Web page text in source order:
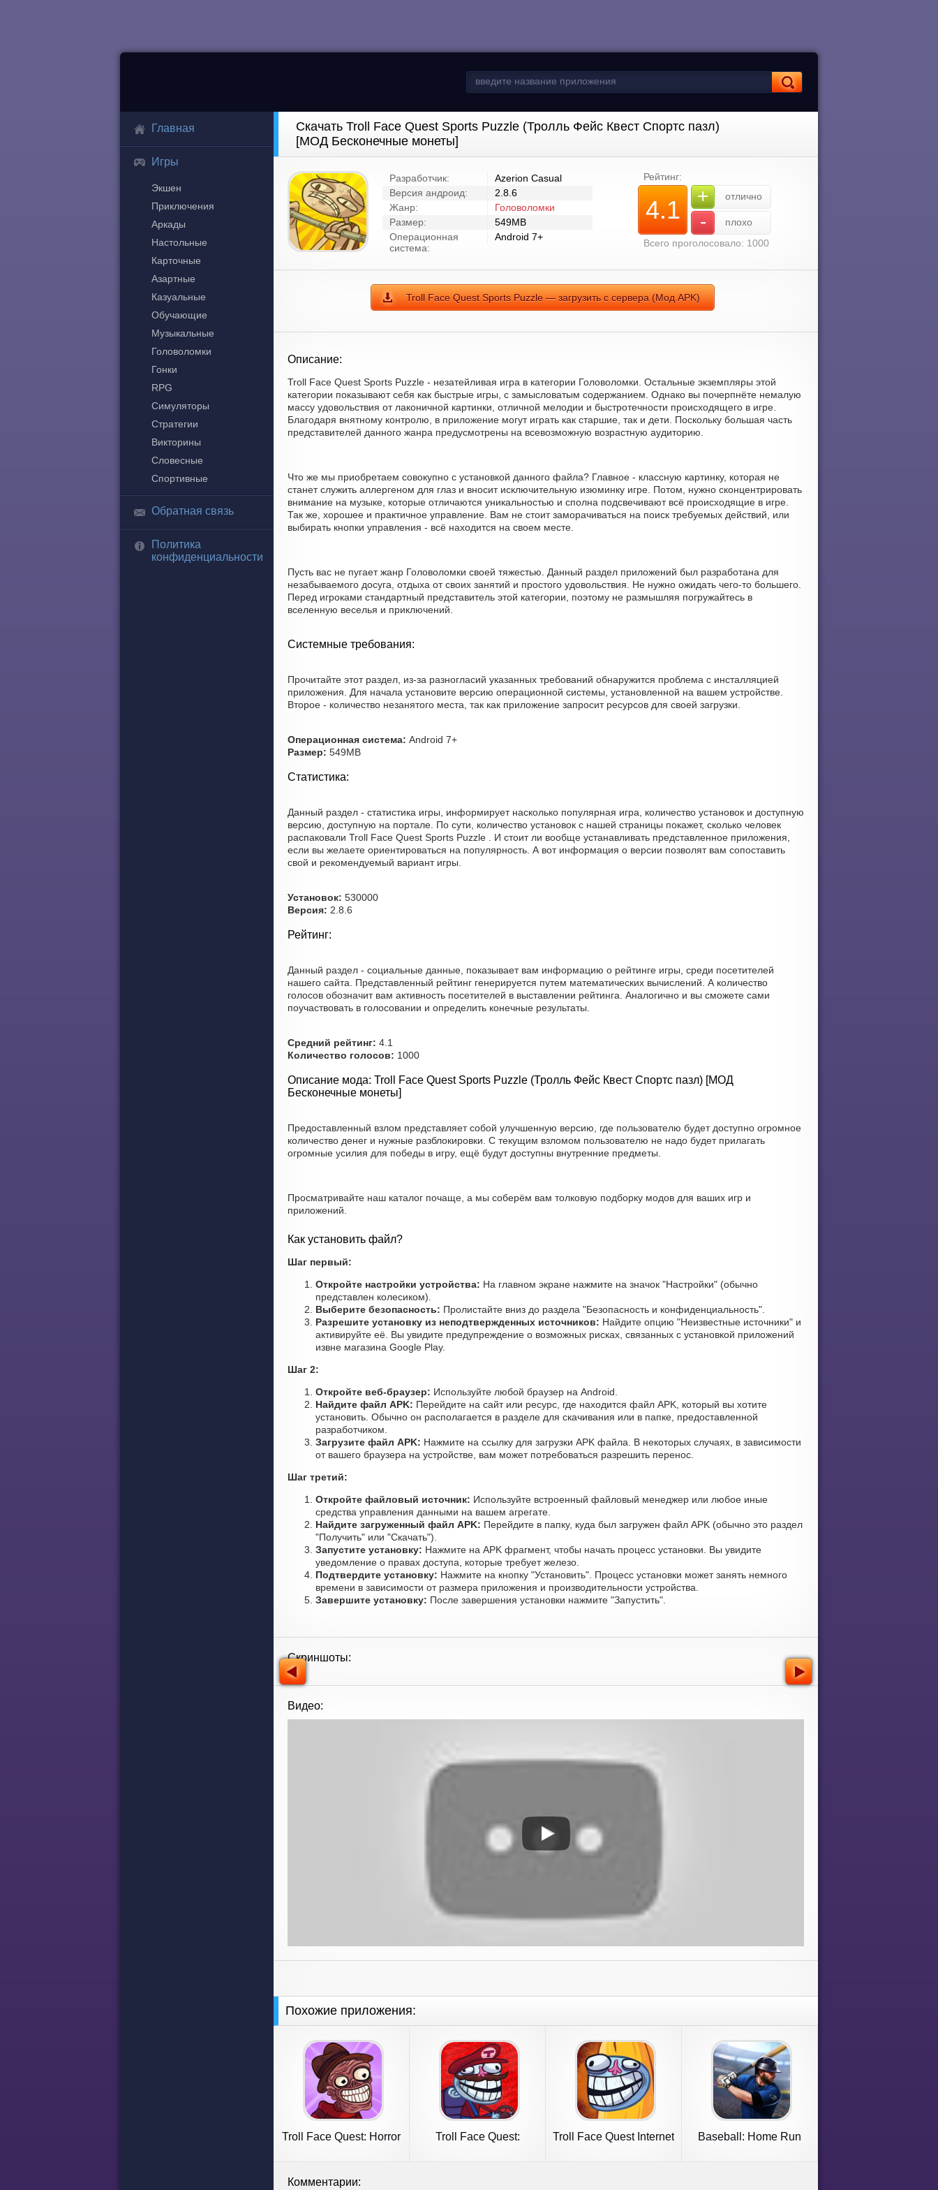
Главная
Игры
Экшен
Приключения
Аркады
Настольные
Карточные
Азартные
Казуальные
Обучающие
Музыкальные
Головоломки
Гонки
RPG
Симуляторы
Стратегии
Викторины
Словесные
Спортивные
Обратная связь
Политика
конфиденциальности
Скачать Troll Face Quest Sports Puzzle (Тролль Фейс Квест Спортс пазл)
[МОД Бесконечные монеты]
Разработчик:
Azerion Casual
Версия андроид:
2.8.6
Жанр:
Головоломки
Размер:
549MB
Операционная
система:
Android 7+
Рейтинг:
4.1 + отлично
-
плохо
Всего проголосовало: 1000
Troll Face Quest Sports Puzzle — загрузить с сервера (Мод APK)
Описание:
Troll Face Quest Sports Puzzle - незатейливая игра в категории Головоломки. Остальные экземпляры этой
категории показывают себя как быстрые игры, с замысловатым содержанием. Однако вы почерпнёте немалую
массу удовольствия от лаконичной картинки, отличной мелодии и быстротечности происходящего в игре.
Благодаря внятному контролю, в приложение могут играть как старшие, так и дети. Поскольку большая часть
представителей данного жанра предусмотрены на всевозможную возрастную аудиторию.
Что же мы приобретаем совокупно с установкой данного файла? Главное - классную картинку, которая не
станет служить аллергеном для глаз и вносит исключительную изюминку игре. Потом, нужно сконцентрировать
внимание на музыке, которые отличаются уникальностью и сполна подсвечивают всё происходящие в игре.
Так же, хорошее и практичное управление. Вам не стоит заморачиваться на поиск требуемых действий, или
выбирать кнопки управления - всё находится на своем месте.
Пусть вас не пугает жанр Головоломки своей тяжестью. Данный раздел приложений был разработана для
незабываемого досуга, отдыха от своих занятий и простого удовольствия. Не нужно ожидать чего-то большего.
Перед игроками стандартный представитель этой категории, поэтому не размышляя погружайтесь в
вселенную веселья и приключений.
Системные требования:
Прочитайте этот раздел, из-за разногласий указанных требований обнаружится проблема с инсталляцией
приложения. Для начала установите версию операционной системы, установленной на вашем устройстве.
Второе - количество незанятого места, так как приложение запросит ресурсов для своей загрузки.
Операционная система: Android 7+
Размер: 549MB
Статистика:
Данный раздел - статистика игры, информирует насколько популярная игра, количество установок и доступную
версию, доступную на портале. По сути, количество установок с нашей страницы покажет, сколько человек
распаковали Troll Face Quest Sports Puzzle . И стоит ли вообще устанавливать представленное приложения,
если вы желаете ориентироваться на популярность. А вот информация о версии позволят вам сопоставить
свой и рекомендуемый вариант игры.
Установок: 530000
Версия: 2.8.6
Рейтинг:
Данный раздел - социальные данные, показывает вам информацию о рейтинге игры, среди посетителей
нашего сайта. Представленный рейтинг генерируется путем математических вычислений. А количество
голосов обозначит вам активность посетителей в выставлении рейтинга. Аналогично и вы сможете сами
поучаствовать в голосовании и определить конечные результаты.
Средний рейтинг: 4.1
Количество голосов: 1000
Описание мода: Troll Face Quest Sports Puzzle (Тролль Фейс Квест Спортс пазл) [МОД
Бесконечные монеты]
Предоставленный взлом представляет собой улучшенную версию, где пользователю будет доступно огромное
количество денег и нужные разблокировки. С текущим взломом пользователю не надо будет прилагать
огромные усилия для победы в игру, ещё будут доступны внутренние предметы.
Просматривайте наш каталог почаще, а мы соберём вам толковую подборку модов для ваших игр и
приложений.
Как установить файл?
Шаг первый:
Откройте настройки устройства: На главном экране нажмите на значок "Настройки" (обычно
представлен колесиком).
Выберите безопасность: Пролистайте вниз до раздела "Безопасность и конфиденциальность".
Разрешите установку из неподтвержденных источников: Найдите опцию "Неизвестные источники" и
активируйте её. Вы увидите предупреждение о возможных рисках, связанных с установкой приложений
извне магазина Google Play.
Шаг 2:
Откройте веб-браузер: Используйте любой браузер на Android.
Найдите файл APK: Перейдите на сайт или ресурс, где находится файл APK, который вы хотите
установить. Обычно он располагается в разделе для скачивания или в папке, предоставленной
разработчиком.
Загрузите файл APK: Нажмите на ссылку для загрузки APK файла. В некоторых случаях, в зависимости
от вашего браузера на устройстве, вам может потребоваться разрешить перенос.
Шаг третий:
Откройте файловый источник: Используйте встроенный файловый менеджер или любое иные
средства управления данными на вашем агрегате.
Найдите загруженный файл APK: Перейдите в папку, куда был загружен файл APK (обычно это раздел
"Получить" или "Скачать").
Запустите установку: Нажмите на APK фрагмент, чтобы начать процесс установки. Вы увидите
уведомление о правах доступа, которые требует железо.
Подтвердите установку: Нажмите на кнопку "Установить". Процесс установки может занять немного
времени в зависимости от размера приложения и производительности устройства.
Завершите установку: После завершения установки нажмите "Запустить".
Скриншоты:
Видео:
Похожие приложения:
Troll Face Quest: Horror
Troll Face Quest:
Troll Face Quest Internet
Baseball: Home Run
Комментарии: